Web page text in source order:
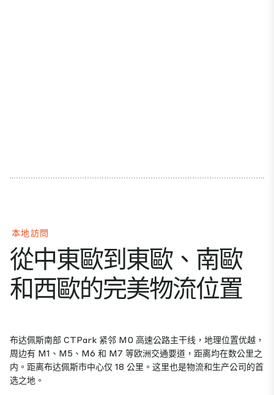
本地訪問
從中東歐到東歐、南歐
和西歐的完美物流位置
布达佩斯南部 CTPark 紧邻 M0 高速公路主干线，地理位置优越，
周边有 M1、M5、M6 和 M7 等欧洲交通要道，距离均在数公里之
内。距离布达佩斯市中心仅 18 公里。这里也是物流和生产公司的首
选之地。